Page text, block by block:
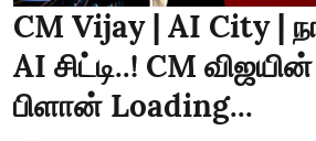
CM Vijay | AI City |
AI சிட்டி..! CM
பிளான் Loading...